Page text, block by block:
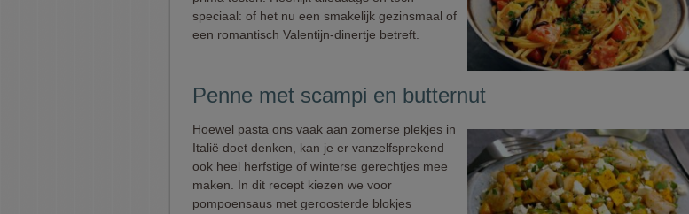
speciaal: of het nu een smakelijk gezinsmaal of
een romantisch Valentijn-dinertje betreft.
Penne met scampi en butternut
Hoewel pasta ons vaak aan zomerse plekjes in
Italië doet denken, kan je er vanzelfsprekend
ook heel herfstige of winterse gerechtjes mee
maken. In dit recept kiezen we voor
pompoensaus met geroosterde blokjes